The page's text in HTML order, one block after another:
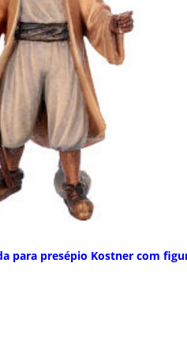
para presépio Kostner com